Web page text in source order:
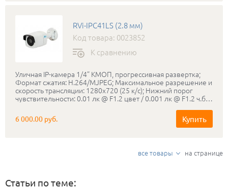
RVi-IPC41LS (2.8 мм)
Код товара: 0023852
К сравнению
Уличная IP-камера 1/4” КМОП, прогрессивная развертка;
Формат сжатия: H.264/MJPEG; Максимальное разрешение и
скорость трансляции: 1280х720 (25 к/с); Нижний порог
чувствительности: 0.01 лк @ F1.2 цвет / 0.001 лк @ F1.2 ч.б.;
Мегапиксельный объектив: 2.8 мм; ИК-подсветка: до 20
метров; Соответствие стандартам ONVIF; Класс защиты:
IP66; Диапазон рабочих температур: -40…+50°С; Питание:
6 000.00 руб. Купить
все товары на странице
Статьи по теме: